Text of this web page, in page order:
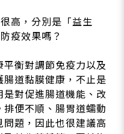
高，分別是「益生
疫效果嗎？
衡對調節免疫力以及
道黏膜健康，不止是
對促進腸道機能、改
便不順、腸胃道蠕動
題，因此也很建議高